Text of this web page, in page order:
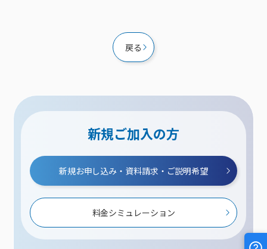
戻る
新規ご加入の方
新規お申し込み・資料請求・ご説明希望
料金シミュレーション